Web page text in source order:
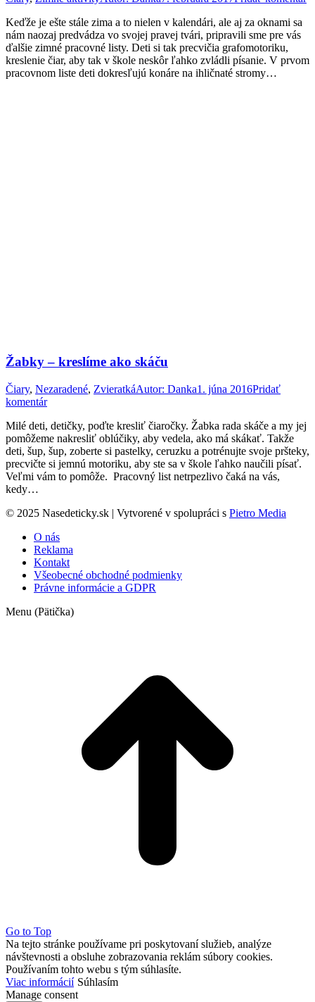
Keďže je ešte stále zima a to nielen v kalendári, ale aj za oknami sa
nám naozaj predvádza vo svojej pravej tvári, pripravili sme pre vás
ďalšie zimné pracovné listy. Deti si tak precvičia grafomotoriku,
kreslenie čiar, aby tak v škole neskôr ľahko zvládli písanie. V prvom
pracovnom liste deti dokresľujú konáre na ihličnaté stromy…
Žabky – kreslíme ako skáču
Čiary, Nezaradené, ZvieratkáAutor: Danka1. júna 2016Pridať
komentár
Milé deti, detičky, poďte kresliť čiaročky. Žabka rada skáče a my jej
pomôžeme nakresliť oblúčiky, aby vedela, ako má skákať. Takže
deti, šup, šup, zoberte si pastelky, ceruzku a potrénujte svoje pršteky,
precvičte si jemnú motoriku, aby ste sa v škole ľahko naučili písať.
Veľmi vám to pomôže. Pracovný list netrpezlivo čaká na vás,
kedy…
© 2025 Nasedeticky.sk | Vytvorené v spolupráci s Pietro Media
O nás
Reklama
Kontakt
Všeobecné obchodné podmienky
Právne informácie a GDPR
Menu (Pätička)
Go to Top
Na tejto stránke používame pri poskytovaní služieb, analýze
návštevnosti a obsluhe zobrazovania reklám súbory cookies.
Používaním tohto webu s tým súhlasíte.
Viac informácií Súhlasím
Manage consent